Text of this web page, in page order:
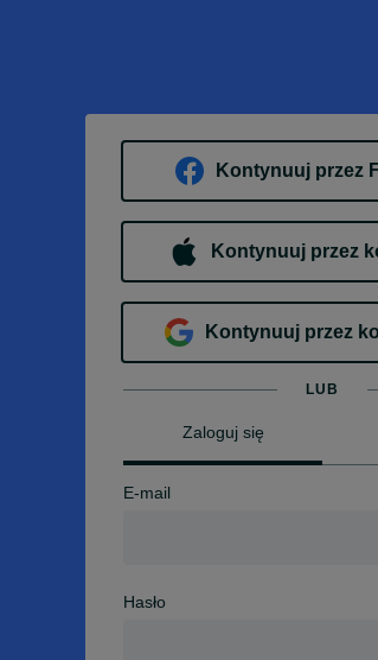
Kontynuuj przez
Kontynuuj przez
Kontynuuj przez
LUB
Zaloguj się
E-mail
Hasło